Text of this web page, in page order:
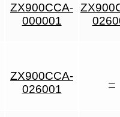
ZX900CCA-
000001
ZX900CCA-
026001
–